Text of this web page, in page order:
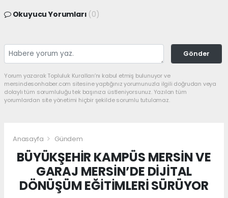
Okuyucu Yorumları (0)
Gönder
Yorum yazarak Topluluk Kuralları’nı kabul etmiş bulunuyor ve
mersindesonhaber.com sitesine yaptığınız yorumunuzla ilgili doğrudan veya
dolaylı tüm sorumluluğu tek başınıza üstleniyorsunuz. Yazılan tüm
yorumlardan site yönetimi hiçbir şekilde sorumlu tutulamaz.
Anasayfa Gündem
BÜYÜKŞEHİR KAMPÜS MERSİN VE
GARAJ MERSİN’DE DİJİTAL
DÖNÜŞÜM EĞİTİMLERİ SÜRÜYOR